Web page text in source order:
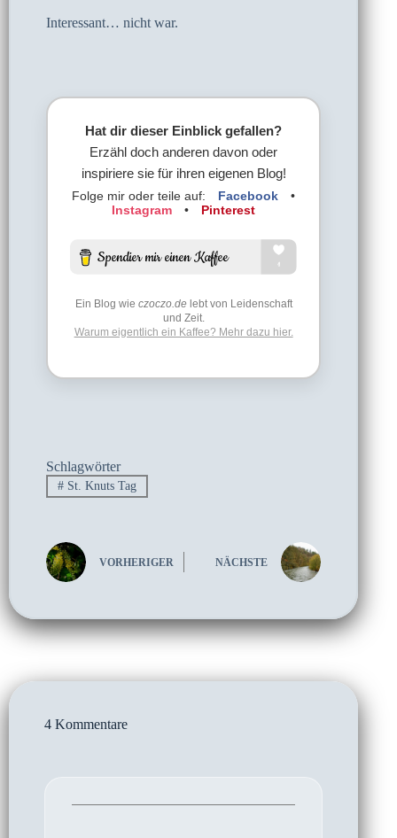
Interessant… nicht war.
Hat dir dieser Einblick gefallen?
Erzähl doch anderen davon oder
inspiriere sie für ihren eigenen Blog!
Folge mir oder teile auf: Facebook
•
Instagram
• Pinterest
Ein Blog wie czoczo.delebt von Leidenschaft
und Zeit.
Warum eigentlich ein Kaffee? Mehr dazu hier.
Schlagwörter
#St. Knuts Tag
VORHERIGER NÄCHSTE
4 Kommentare